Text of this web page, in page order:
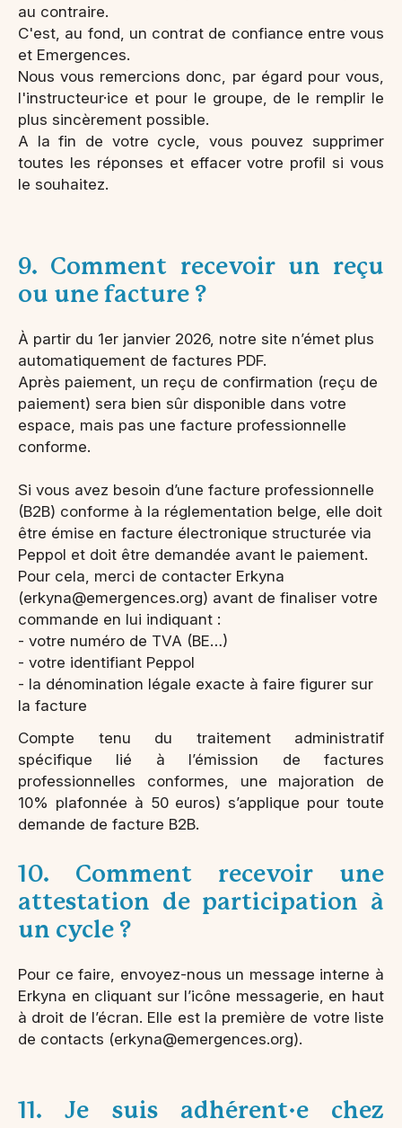
au contraire.
C'est, au fond, un contrat de confiance entre vous
et Emergences.
Nous vous remercions donc, par égard pour vous,
l'instructeur·ice et pour le groupe, de le remplir le
plus sincèrement possible.
A la fin de votre cycle, vous pouvez supprimer
toutes les réponses et effacer votre profil si vous
le souhaitez.
9. Comment recevoir un reçu
ou une facture ?
À partir du 1er janvier 2026, notre site n’émet plus
automatiquement de factures PDF.
Après paiement, un reçu de confirmation (reçu de
paiement) sera bien sûr disponible dans votre
espace, mais pas une facture professionnelle
conforme.
Si vous avez besoin d’une facture professionnelle
(B2B) conforme à la réglementation belge, elle doit
être émise en facture électronique structurée via
Peppol et doit être demandée avant le paiement.
Pour cela, merci de contacter Erkyna
(erkyna@emergences.org) avant de finaliser votre
commande en lui indiquant :
- votre numéro de TVA (BE…)
- votre identifiant Peppol
- la dénomination légale exacte à faire figurer sur
la facture
Compte tenu du traitement administratif
spécifique lié à l’émission de factures
professionnelles conformes, une majoration de
10% plafonnée à 50 euros) s’applique pour toute
demande de facture B2B.
10. Comment recevoir une
attestation de participation à
un cycle ?
Pour ce faire, envoyez-nous un message interne à
Erkyna en cliquant sur l’icône messagerie, en haut
à droit de l’écran. Elle est la première de votre liste
de contacts (erkyna@emergences.org).
11. Je suis adhérent·e chez